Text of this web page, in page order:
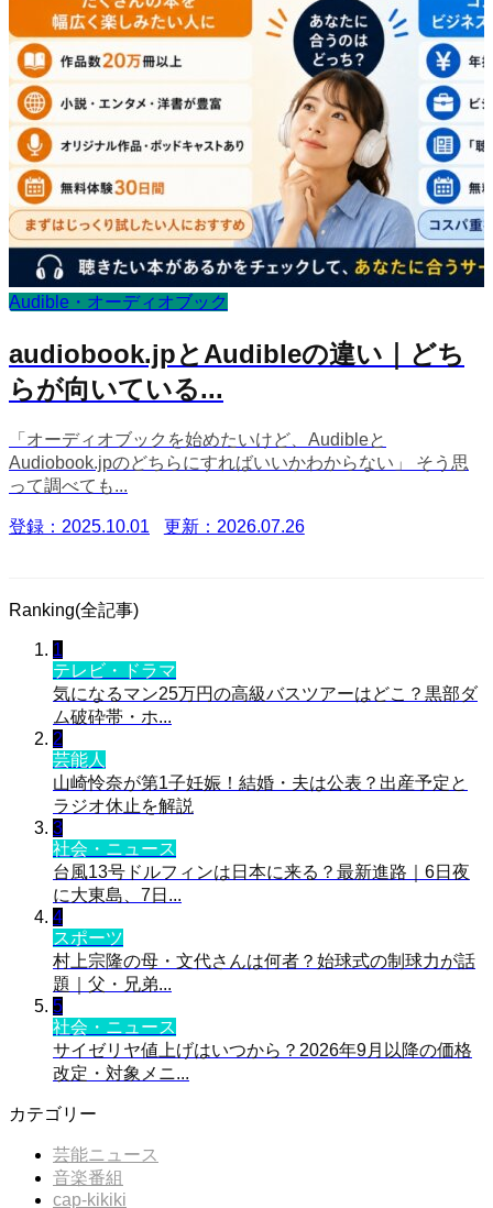
Audible・オーディオブック
audiobook.jpとAudibleの違い｜どち
らが向いている...
「オーディオブックを始めたいけど、Audibleと
Audiobook.jpのどちらにすればいいかわからない」 そう思
って調べても...
登録：2025.10.01 更新：2026.07.26
Ranking(全記事)
1
テレビ・ドラマ
気になるマン25万円の高級バスツアーはどこ？黒部ダ
ム破砕帯・ホ...
2
芸能人
山崎怜奈が第1子妊娠！結婚・夫は公表？出産予定と
ラジオ休止を解説
3
社会・ニュース
台風13号ドルフィンは日本に来る？最新進路｜6日夜
に大東島、7日...
4
スポーツ
村上宗隆の母・文代さんは何者？始球式の制球力が話
題｜父・兄弟...
5
社会・ニュース
サイゼリヤ値上げはいつから？2026年9月以降の価格
改定・対象メニ...
カテゴリー
芸能ニュース
音楽番組
cap-kikiki